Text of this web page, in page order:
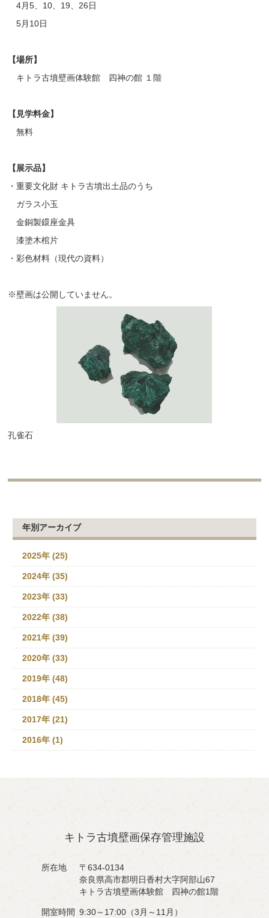
4月5、 10、 19 26日
5月 10日
【場所】
キトラ古墳壁画体験館 四神の館 １階
【見学料金】
無料
【展示品】
・重要文化財 キトラ古墳出土品のうち
ガラス小玉
金銅製鐶座金具
漆塗木棺片
・彩色材料（現代の資料）
※壁画は公開していません。
孔雀石
年別アーカイブ
2025年 (25)
2024年 (35)
2023年 (33)
2022年 (38)
2021年 (39)
2020年 (33)
2019年 (48)
2018年 (45)
2017年 (21)
2016年 (1)
キトラ古墳壁画保存管理施設
所在地
〒634-0134
奈良県高市郡明日香村大字阿部山67
キトラ古墳壁画体験館 四神の館1階
開室時間 9:30～17:00（3月～11月）